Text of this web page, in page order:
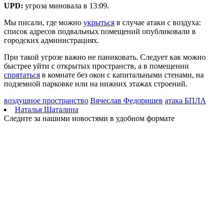
В Тольятти спасли подростков на сапборде, которых унесло от
берега
09.08.2026 | 10:56
9 августа на нескольких улицах Самары не будет холодной
воды
09.08.2026 | 10:29
В Самарской области 9 августа около 5 часов действовала
беспилотная опасность
09.08.2026 | 10:24
Врач перечислил полезные для работы мозга продукты
09.08.2026 | 10:05
Вячеслав Федорищев поздравил жителей Самарской области с
Днем строителя
09.08.2026 | 09:33
UPD: угроза миновала в 13:09.
Мы писали, где можно укрыться в случае атаки с воздуха:
список адресов подвальных помещений опубликовали в
городских администрациях.
При такой угрозе важно не паниковать. Следует как можно
быстрее уйти с открытых пространств, а в помещении
спрятаться в комнате без окон с капитальными стенами, на
подземной парковке или на нижних этажах строений.
воздушное пространство Вячеслав Федорищев атака БПЛА
Наталья Шаталина
Следите за нашими новостями в удобном формате